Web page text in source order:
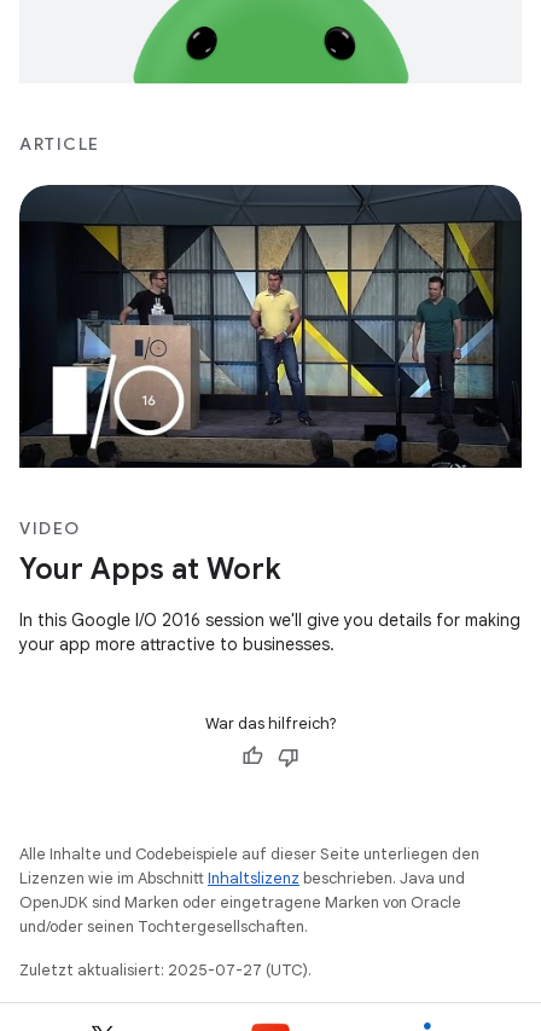
ARTICLE
VIDEO
Your Apps at Work
In this Google I/O 2016 session we'll give you details for making
your app more attractive to businesses.
War das hilfreich?
Alle Inhalte und Codebeispiele auf dieser Seite unterliegen den
Lizenzen wie im AbschnittInhaltslizenz beschrieben. Java und
OpenJDK sind Marken oder eingetragene Marken von Oracle
und/oder seinen Tochtergesellschaften.
Zuletzt aktualisiert: 2025-07-27 (UTC).